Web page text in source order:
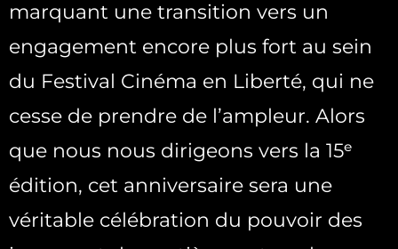
marquant une transition vers un
engagement encore plus fort au sein
du Festival Cinéma en Liberté, qui ne
cesse de prendre de l’ampleur. Alors
que nous nous dirigeons vers la 15ᵉ
édition, cet anniversaire sera une
véritable célébration du pouvoir des